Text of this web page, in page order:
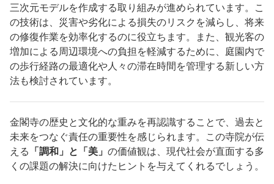
三次元モデルを作成する取り組みが進められています。こ
の技術は、災害や劣化による損失のリスクを減らし、将来
の修復作業を効率化するのに役立ちます。また、観光客の
増加による周辺環境への負担を軽減するために、庭園内で
の歩行経路の最適化や人々の滞在時間を管理する新しい方
法も検討されています。
金閣寺の歴史と文化的な重みを再認識することで、過去と
未来をつなぐ責任の重要性を感じられます。この寺院が伝
える
「調和」と「美」 の価値観は、現代社会が直面する多
くの課題の解決に向けたヒントを与えてくれるでしょう。